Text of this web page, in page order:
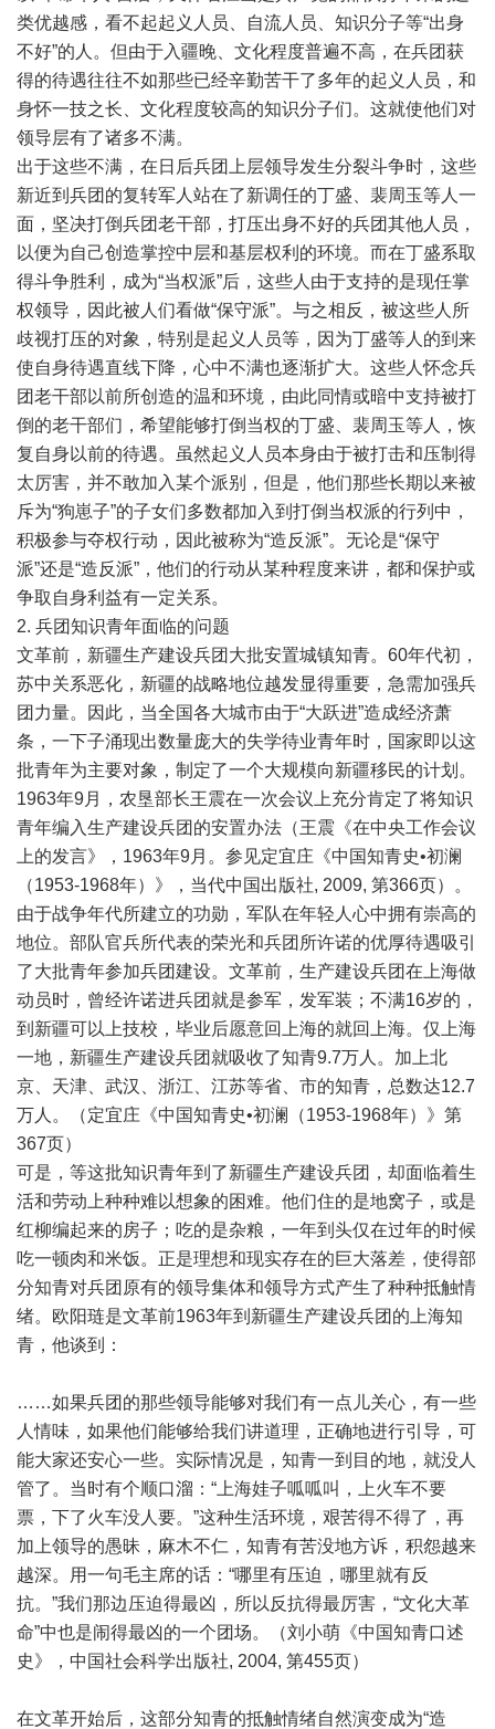
类优越感，看不起起义人员、自流人员、知识分子等“出身
不好”的人。但由于入疆晚、文化程度普遍不高，在兵团获
得的待遇往往不如那些已经辛勤苦干了多年的起义人员，和
身怀一技之长、文化程度较高的知识分子们。这就使他们对
领导层有了诸多不满。
出于这些不满，在日后兵团上层领导发生分裂斗争时，这些
新近到兵团的复转军人站在了新调任的丁盛、裴周玉等人一
面，坚决打倒兵团老干部，打压出身不好的兵团其他人员，
以便为自己创造掌控中层和基层权利的环境。而在丁盛系取
得斗争胜利，成为“当权派”后，这些人由于支持的是现任掌
权领导，因此被人们看做“保守派”。与之相反，被这些人所
歧视打压的对象，特别是起义人员等，因为丁盛等人的到来
使自身待遇直线下降，心中不满也逐渐扩大。这些人怀念兵
团老干部以前所创造的温和环境，由此同情或暗中支持被打
倒的老干部们，希望能够打倒当权的丁盛、裴周玉等人，恢
复自身以前的待遇。虽然起义人员本身由于被打击和压制得
太厉害，并不敢加入某个派别，但是，他们那些长期以来被
斥为“狗崽子”的子女们多数都加入到打倒当权派的行列中，
积极参与夺权行动，因此被称为“造反派”。无论是“保守
派”还是“造反派”，他们的行动从某种程度来讲，都和保护或
争取自身利益有一定关系。
2. 兵团知识青年面临的问题
文革前，新疆生产建设兵团大批安置城镇知青。60年代初，
苏中关系恶化，新疆的战略地位越发显得重要，急需加强兵
团力量。因此，当全国各大城市由于“大跃进”造成经济萧
条，一下子涌现出数量庞大的失学待业青年时，国家即以这
批青年为主要对象，制定了一个大规模向新疆移民的计划。
1963年9月，农垦部长王震在一次会议上充分肯定了将知识
青年编入生产建设兵团的安置办法（王震《在中央工作会议
上的发言》，1963年9月。参见定宜庄《中国知青史•初澜
（1953-1968年）》，当代中国出版社, 2009, 第366页）。
由于战争年代所建立的功勋，军队在年轻人心中拥有崇高的
地位。部队官兵所代表的荣光和兵团所许诺的优厚待遇吸引
了大批青年参加兵团建设。文革前，生产建设兵团在上海做
动员时，曾经许诺进兵团就是参军，发军装；不满16岁的，
到新疆可以上技校，毕业后愿意回上海的就回上海。仅上海
一地，新疆生产建设兵团就吸收了知青9.7万人。加上北
京、天津、武汉、浙江、江苏等省、市的知青，总数达12.7
万人。（定宜庄《中国知青史•初澜（1953-1968年）》第
367页）
可是，等这批知识青年到了新疆生产建设兵团，却面临着生
活和劳动上种种难以想象的困难。他们住的是地窝子，或是
红柳编起来的房子；吃的是杂粮，一年到头仅在过年的时候
吃一顿肉和米饭。正是理想和现实存在的巨大落差，使得部
分知青对兵团原有的领导集体和领导方式产生了种种抵触情
绪。欧阳琏是文革前1963年到新疆生产建设兵团的上海知
青，他谈到：
……如果兵团的那些领导能够对我们有一点儿关心，有一些
人情味，如果他们能够给我们讲道理，正确地进行引导，可
能大家还安心一些。实际情况是，知青一到目的地，就没人
管了。当时有个顺口溜：“上海娃子呱呱叫，上火车不要
票，下了火车没人要。”这种生活环境，艰苦得不得了，再
加上领导的愚昧，麻木不仁，知青有苦没地方诉，积怨越来
越深。用一句毛主席的话：“哪里有压迫，哪里就有反
抗。”我们那边压迫得最凶，所以反抗得最厉害，“文化大革
命”中也是闹得最凶的一个团场。（刘小萌《中国知青口述
史》，中国社会科学出版社, 2004, 第455页）
在文革开始后，这部分知青的抵触情绪自然演变成为“造